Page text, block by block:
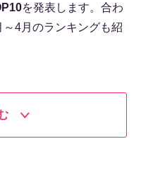
を発表します。合わ
4月のランキングも紹